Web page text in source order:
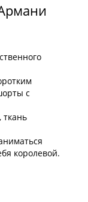
с
ткань
королевой.